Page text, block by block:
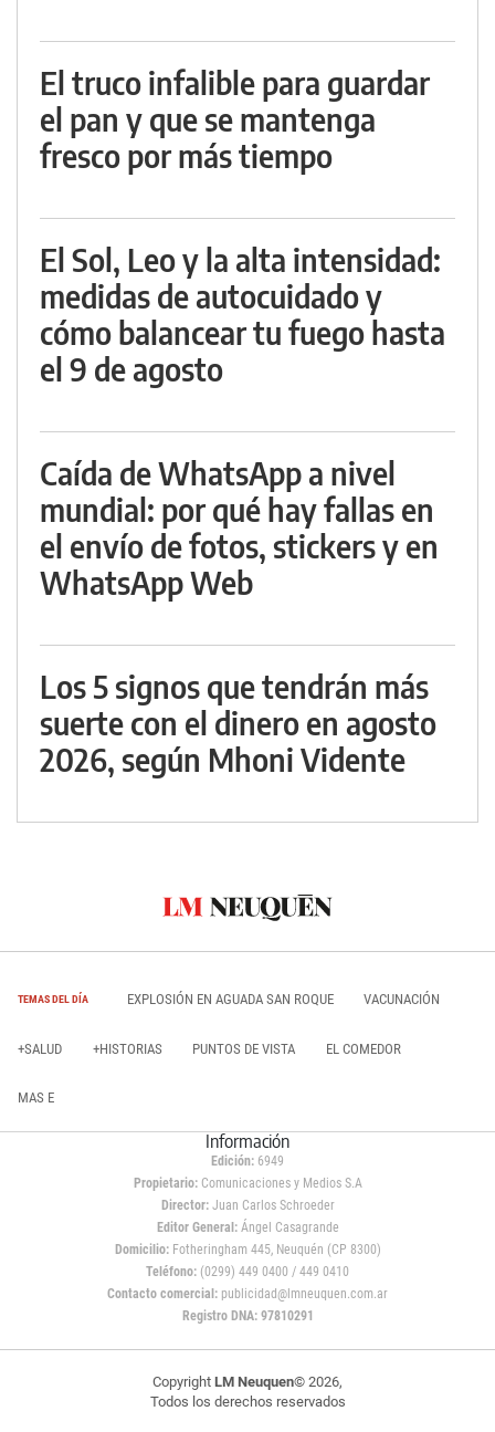
El truco infalible para guardar
el pan y que se mantenga
fresco por más tiempo
El Sol, Leo y la alta intensidad:
medidas de autocuidado y
cómo balancear tu fuego hasta
el 9 de agosto
Caída de WhatsApp a nivel
mundial: por qué hay fallas en
el envío de fotos, stickers y en
WhatsApp Web
Los 5 signos que tendrán más
suerte con el dinero en agosto
2026, según Mhoni Vidente
TEMAS DEL DÍA EXPLOSIÓN EN AGUADA SAN ROQUE VACUNACIÓN
+SALUD +HISTORIAS PUNTOS DE VISTA EL COMEDOR
MAS E
Información
Edición: 6949
Propietario:Comunicaciones y Medios S.A
Director: Juan Carlos Schroeder
Editor General:Ángel Casagrande
Domicilio:Fotheringham 445, Neuquén (CP 8300)
Teléfono: (0299) 449 0400 / 449 0410
Contacto comercial: publicidad@lmneuquen.com.ar
Registro DNA: 97810291
Copyright LM Neuquen© 2026,
Todos los derechos reservados